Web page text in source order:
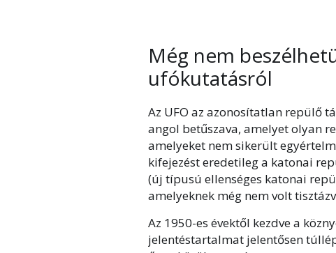
Még nem
ufókutatásról
Az UFO az azonosítatlan repülő
angol betűszava, amelyet olyan
amelyeket nem sikerült
kifejezést eredetileg a katonai
(új típusú ellenséges katonai
amelyeknek még nem volt
Az 1950-es évektől kezdve a
jelentéstartalmat jelentősen